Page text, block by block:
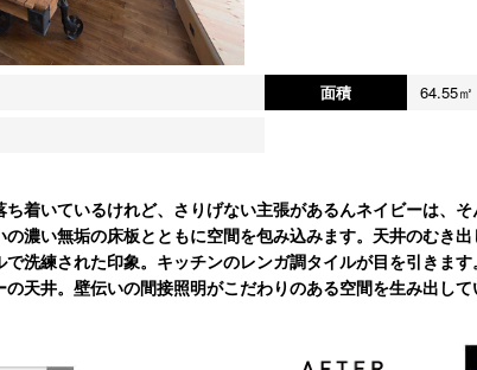
面積
64.55㎡
着いているけれど、さりげない主張があるんネイビーは、
濃い無垢の床板とともに空間を包み込みます。天井のむき
洗練された印象。キッチンのレンガ調タイルが目を引きます。
天井。壁伝いの間接照明がこだわりのある空間を生み出して